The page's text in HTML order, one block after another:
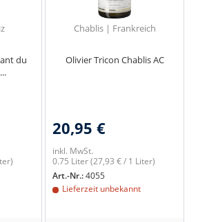
du
Chablis | Frankreich
Olivier Tricon Chablis AC
20,95 €
inkl. MwSt.
0.75 Liter(27,93 € / 1 Liter)
Art.-Nr.:4055
Lieferzeit unbekannt